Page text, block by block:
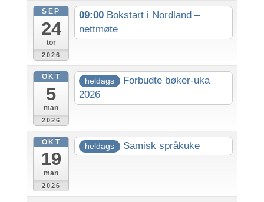
SEP
24
tor
2026
09:00 Bokstart i Nordland –
nettmøte
OKT
5
man
2026
heldags
Forbudte bøker-uka
2026
OKT
19
man
2026
heldags Samisk språkuke